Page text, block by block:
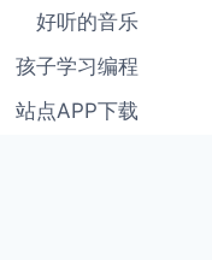
好听的音乐
孩子学习编程
站点APP下载